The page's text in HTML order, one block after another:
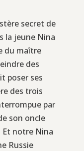
secret de
la jeune Nina
du maître
des
poser ses
des trois
par
son oncle
Et notre Nina
Russie